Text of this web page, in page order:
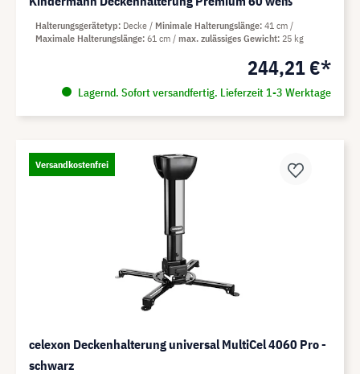
244,21 €*
Lagernd. Sofort versandfertig. Lieferzeit 1-3 Werktage
Halterungsgerätetyp Decke Minimale Halterungslänge 41 cm
Maximale Halterungslänge 61 cm max. zulässiges Gewicht 25 kg
Versandkostenfrei
celexon Deckenhalterung universal MultiCel 4060 Pro -
schwarz